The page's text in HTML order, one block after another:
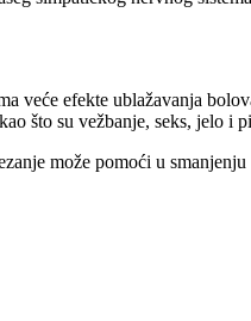
efekte ublažavanja
što su vežbanje, seks, jelo i
može pomoći u